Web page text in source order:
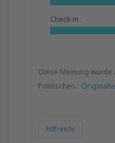
Check-in :
Diese Meinung
Polnischen.
Hilfreich!